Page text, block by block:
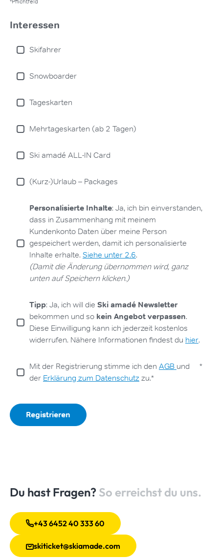
Du hast Fragen? So erreichst du uns.
+43 6452 40 333 60
skiticket@skiamade.com